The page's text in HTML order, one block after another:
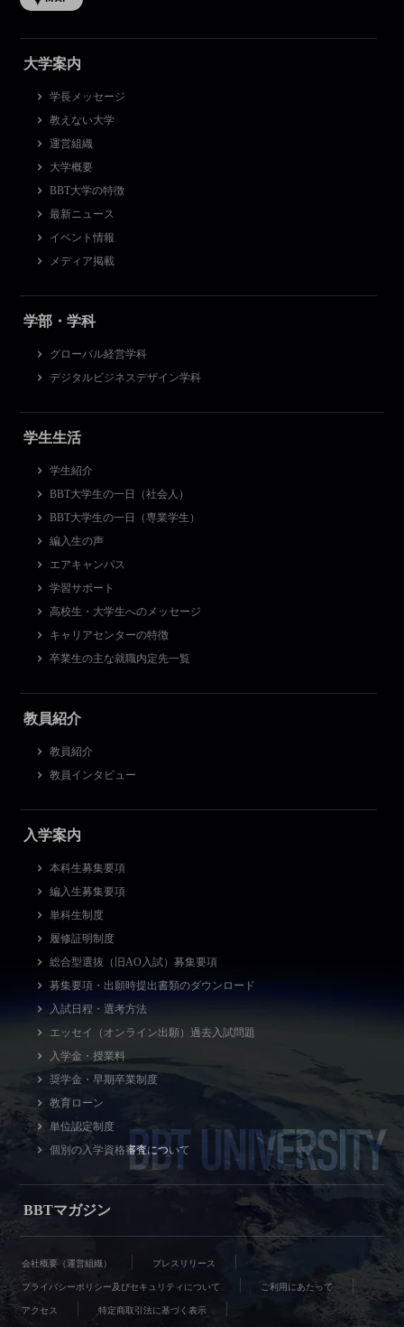
大学案内
学長メッセージ
教えない大学
運営組織
大学概要
BBT大学の特徴
最新ニュース
イベント情報
メディア掲載
学部・学科
グローバル経営学科
デジタルビジネスデザイン学科
学生生活
学生紹介
BBT大学生の一日（社会人）
BBT大学生の一日（専業学生）
編入生の声
エアキャンパス
学習サポート
高校生・大学生へのメッセージ
キャリアセンターの特徴
卒業生の主な就職内定先一覧
教員紹介
教員紹介
教員インタビュー
入学案内
本科生募集要項
編入生募集要項
単科生制度
履修証明制度
総合型選抜（旧AO入試）募集要項
募集要項・出願時提出書類のダウンロード
入試日程・選考方法
エッセイ（オンライン出願）過去入試問題
入学金・授業料
奨学金・早期卒業制度
教育ローン
単位認定制度
個別の入学資格審査について
BBTマガジン
BBT UNIVERSITY
会社概要（運営組織） プレスリリース
プライバシーポリシー及びセキュリティについて ご利用にあたって
アクセス 特定商取引法に基づく表示